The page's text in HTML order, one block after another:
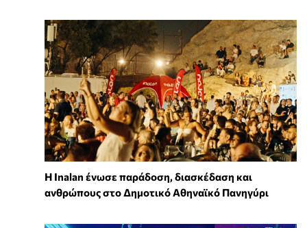
Η Inalan ένωσε παράδοση, διασκέδαση και
ανθρώπους στο Δημοτικό Αθηναϊκό Πανηγύρι